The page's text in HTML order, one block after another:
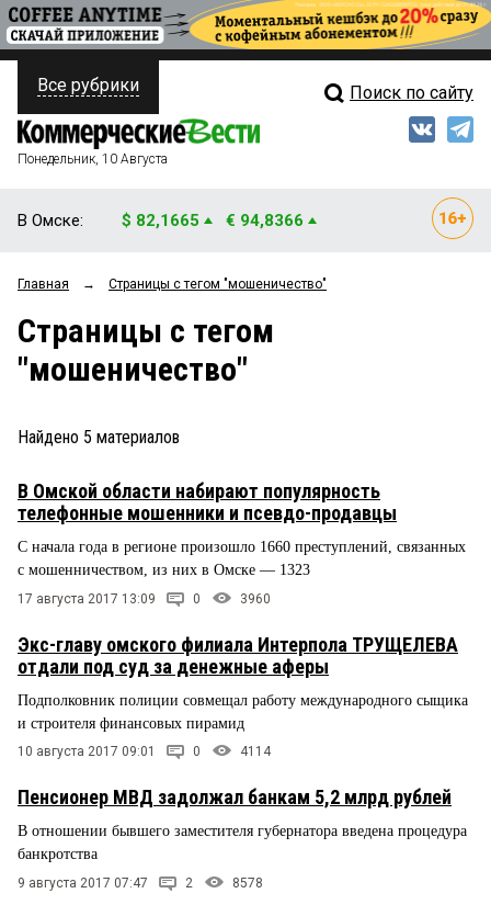
ПОЛИТИКА
ФИНАНСЫ
ОБЩЕСТВО
ЗАКОН
ПРОИСШЕСТВИЯ
СТИЛЬ ЖИЗНИ
Свежий выпуск
Мнения
Все рубрики Поиск по сайту
Понедельник, 10 Августа
В Омске: $ 82,1665 € 94,8366
Главная → Страницы c тегом "мошеничество"
Страницы c тегом
"мошеничество"
Найдено 5 материалов
В Омской области набирают популярность
телефонные мошенники и псевдо-продавцы
С начала года в регионе произошло 1660 преступлений, связанных
с мошенничеством, из них в Омске — 1323
17 августа 2017 13:09 0 3960
Экс-главу омского филиала Интерпола ТРУЩЕЛЕВА
отдали под суд за денежные аферы
Подполковник полиции совмещал работу международного сыщика
и строителя финансовых пирамид
10 августа 2017 09:01 0 4114
Пенсионер МВД задолжал банкам 5,2 млрд рублей
В отношении бывшего заместителя губернатора введена процедура
банкротства
9 августа 2017 07:47 2 8578